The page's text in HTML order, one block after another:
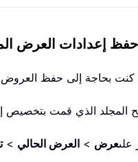
عرض > العرض الحالي >